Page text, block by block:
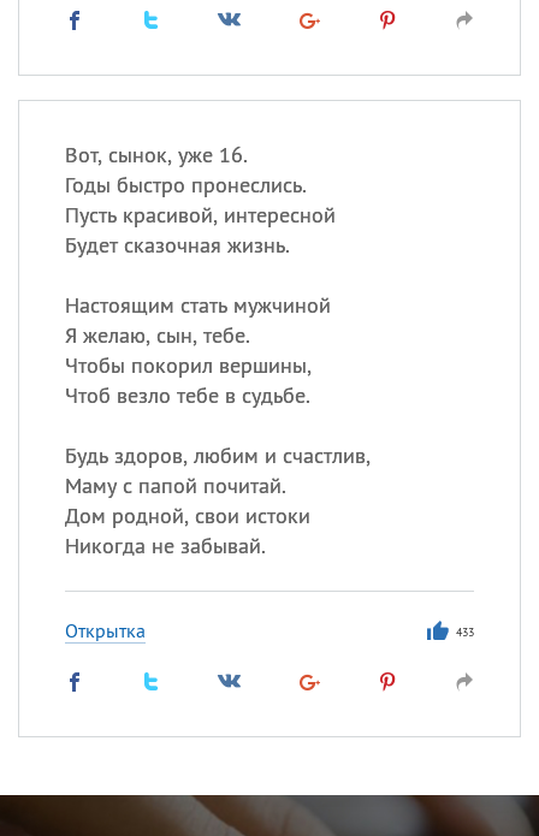
Вот, сынок, уже 16.
Годы быстро пронеслись.
Пусть красивой, интересной
Будет сказочная жизнь.
Настоящим стать мужчиной
Я желаю, сын, тебе.
Чтобы покорил вершины,
Чтоб везло тебе в судьбе.
Будь здоров, любим и счастлив,
Маму с папой почитай.
Дом родной, свои истоки
Никогда не забывай.
Открытка 433